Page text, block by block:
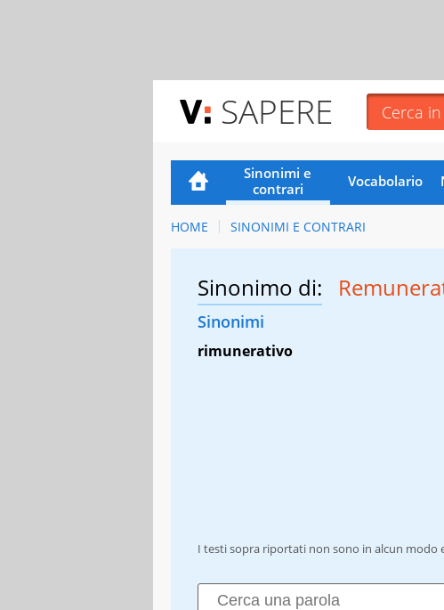
SAPERE
Sinonimi e
contrari
Vocabolario
HOME SINONIMI E CONTRARI
Sinonimo di:
Sinonimi
rimunerativo
I testi sopra riportati non sono in alcun modo